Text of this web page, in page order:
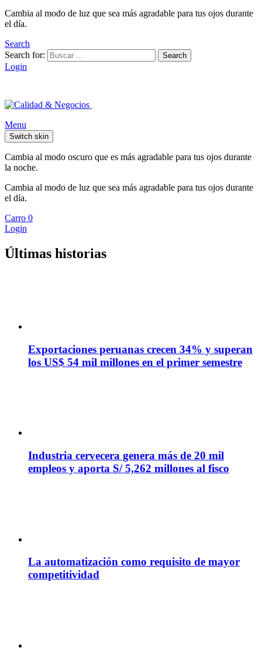
Cambia al modo de luz que sea más agradable para tus ojos durante
el día.
Search
Search for:
Search
Login
Menu
Switch skin
Cambia al modo oscuro que es más agradable para tus ojos durante
la noche.
Cambia al modo de luz que sea más agradable para tus ojos durante
el día.
Carro 0
Login
Últimas historias
Exportaciones peruanas crecen 34% y superan
los US$ 54 mil millones en el primer semestre
Industria cervecera genera más de 20 mil
empleos y aporta S/ 5,262 millones al fisco
La automatización como requisito de mayor
competitividad